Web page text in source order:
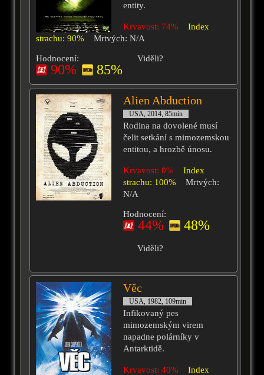
entity.
Krvavost: 74%
Index
strachu: 90%
Mrtvých: N/A
Hodnocení:
90% 85%
Viděli?
Alien Abduction
USA, 2014, 85min
Rodina na dovolené musí
čelit setkání s mimozemskou
entitou, a hrozbě únosu.
Krvavost: 0%
Index
strachu: 100%
Mrtvých:
N/A
Hodnocení:
44% 48%
Viděli?
Věc
USA, 1982, 109min
Infikovaný pes
mimozemským virem
napadne polárníky v
Antarktidě.
Krvavost: 40%
Index